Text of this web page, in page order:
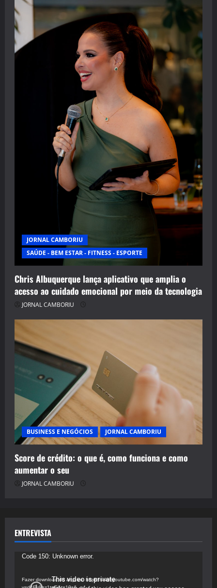
JORNAL CAMBORIU
SAÚDE - BEM ESTAR - FITNESS - ESPORTE
Chris Albuquerque lança aplicativo que amplia o
acesso ao cuidado emocional por meio da tecnologia
JORNAL CAMBORIU
BUSINESS E NEGÓCIOS JORNAL CAMBORIU
Score de crédito: o que é, como funciona e como
aumentar o seu
JORNAL CAMBORIU
ENTREVISTA
Tocador
vídeo
Code 150: Unknown error.
Fazer download do arquivo: https://www.youtube.com/watch?